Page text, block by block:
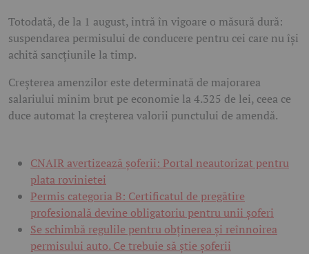
Totodată, de la 1 august, intră în vigoare o măsură dură:
suspendarea permisului de conducere pentru cei care nu își
achită sancțiunile la timp.
Creșterea amenzilor este determinată de majorarea
salariului minim brut pe economie la 4.325 de lei, ceea ce
duce automat la creșterea valorii punctului de amendă.
CNAIR avertizează șoferii: Portal neautorizat pentru
plata rovinietei
Permis categoria B: Certificatul de pregătire
profesională devine obligatoriu pentru unii șoferi
Se schimbă regulile pentru obținerea și reînnoirea
permisului auto. Ce trebuie să știe șoferii